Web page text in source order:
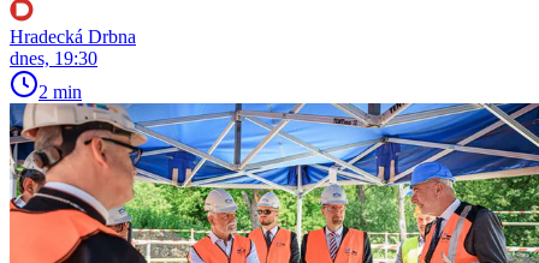
Hradecká Drbna
dnes, 19:30
2 min